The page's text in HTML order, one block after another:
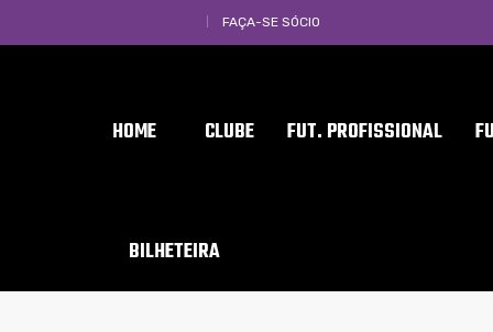
FAÇA-SE SÓCIO
HOME CLUBE FUT. PROFISSIONAL
BILHETEIRA